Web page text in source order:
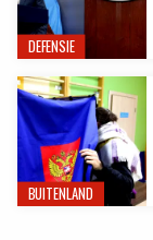
DEFENSIE
BUITENLAND